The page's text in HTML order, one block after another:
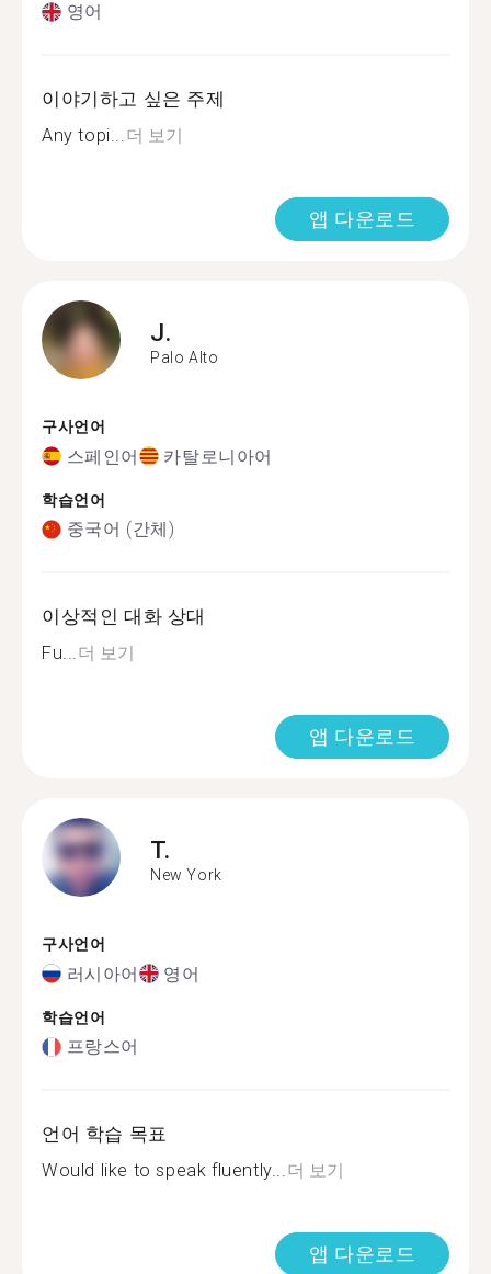
영어
이야기하고 싶은 주제
Any topi...더 보기
앱 다운로드
J.
Palo Alto
구사언어
스페인어 카탈로니아어
학습언어
중국어 (간체)
이상적인 대화 상대
Fu...더 보기
앱 다운로드
T.
New York
구사언어
러시아어 영어
학습언어
프랑스어
언어 학습 목표
Would like to speak fluently...더 보기
앱 다운로드